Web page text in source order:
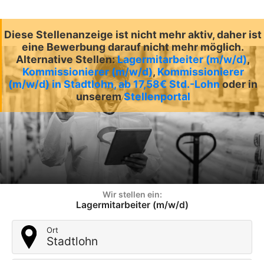
Diese Stellenanzeige ist nicht mehr aktiv, daher ist
eine Bewerbung darauf nicht mehr möglich.
Alternative Stellen:Lagermitarbeiter (m/w/d),
Kommissionierer (m/w/d), Kommissionierer
(m/w/d) in Stadtlohn, ab 17,58€ Std.-Lohn oder in
unseremStellenportal
Wir stellen ein:
Lagermitarbeiter (m/w/d)
Ort
Stadtlohn